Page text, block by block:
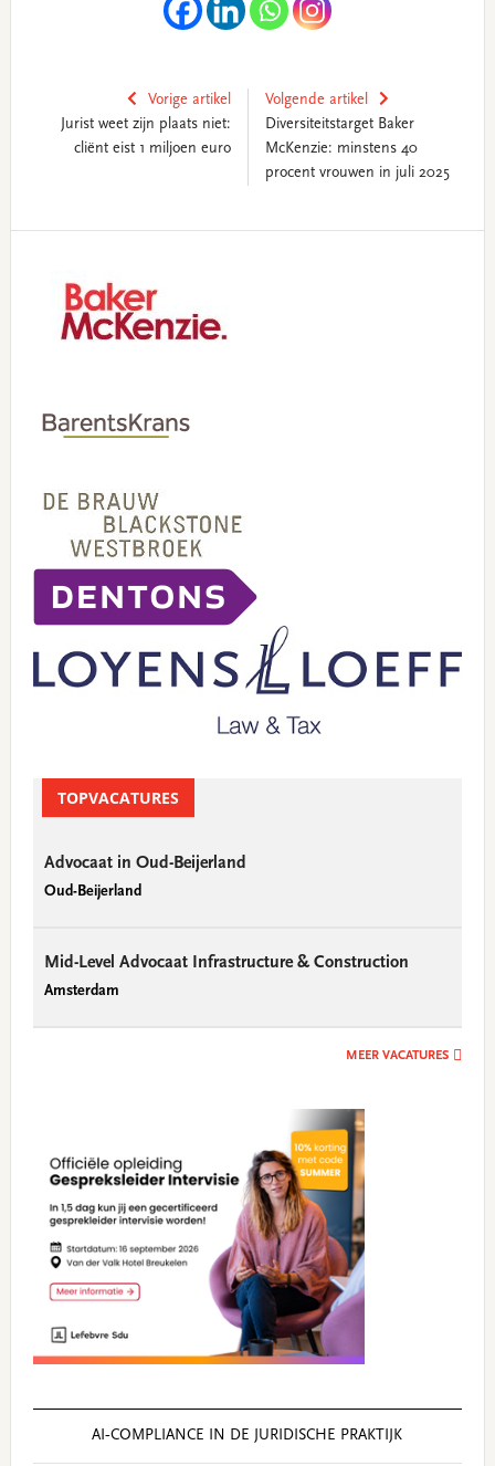
Vorige artikel
Jurist weet zijn plaats niet:
cliënt eist 1 miljoen euro
Volgende artikel
Diversiteitstarget Baker
McKenzie: minstens 40
procent vrouwen in juli 2025
TOPVACATURES
Advocaat in Oud-Beijerland
Oud-Beijerland
Mid-Level Advocaat Infrastructure & Construction
Amsterdam
MEER VACATURES
AI‑COMPLIANCE IN DE JURIDISCHE PRAKTIJK